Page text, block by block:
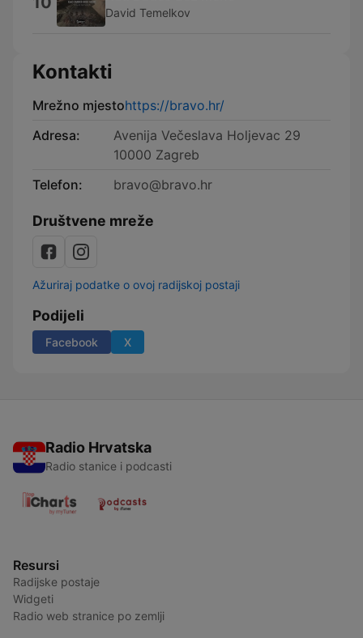
David Temelkov
Kontakti
Mrežno mjestohttps://bravo.hr/
Adresa:
Avenija Večeslava Holjevac 29
10000 Zagreb
Telefon:
bravo@bravo.hr
Društvene mreže
Ažuriraj podatke o ovoj radijskoj postaji
Podijeli
Facebook X
Radio Hrvatska
Radio stanice i podcasti
Resursi
Radijske postaje
Widgeti
Radio web stranice po zemlji